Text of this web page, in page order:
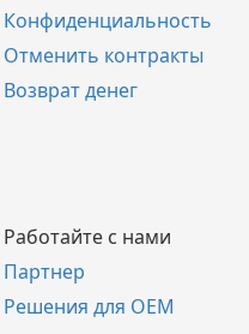
Конфиденциальность
Отменить контракты
Возврат денег
Работайте с нами
Партнер
Решения для OEM